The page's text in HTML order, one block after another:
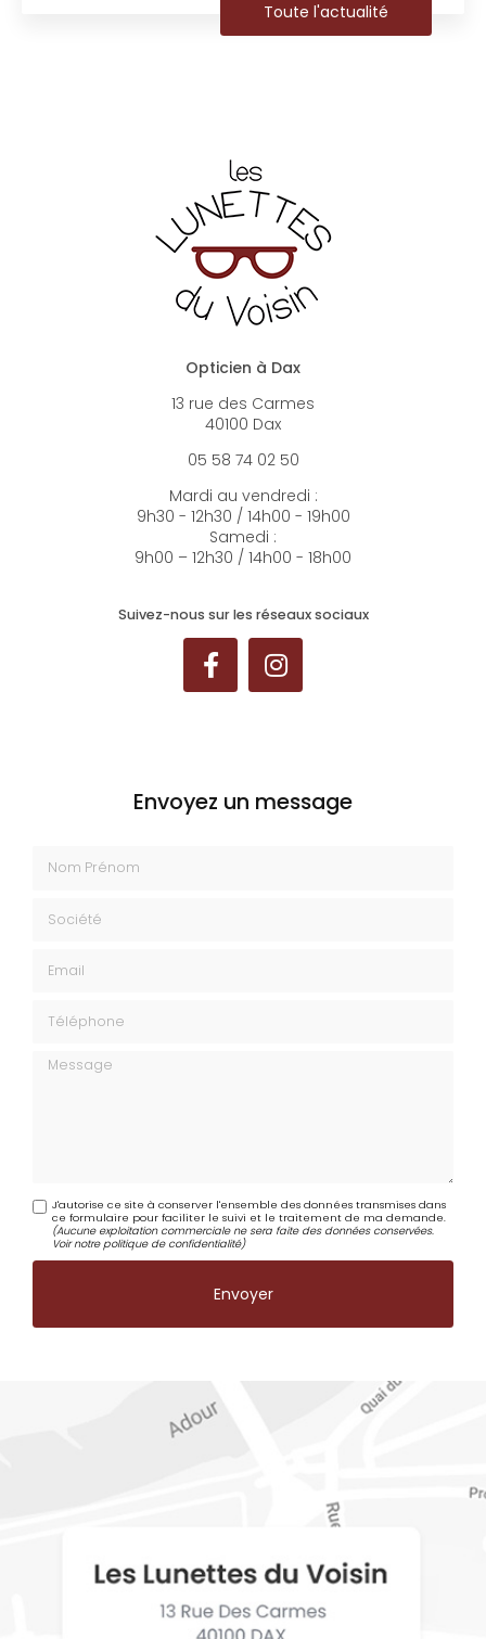
Toute l'actualité
Opticien à Dax
13 rue des Carmes
40100 Dax
05 58 74 02 50
Mardi au vendredi :
9h30 - 12h30 / 14h00 - 19h00
Samedi :
9h00 – 12h30 / 14h00 - 18h00
Suivez-nous sur les réseaux sociaux
Envoyez un message
Message
J'autorise ce site à conserver l'ensemble des données transmises dans
ce formulaire pour faciliter le suivi et le traitement de ma demande.
(Aucune exploitation commerciale ne sera faite des données conservées.
Voir notrepolitique de confidentialité)